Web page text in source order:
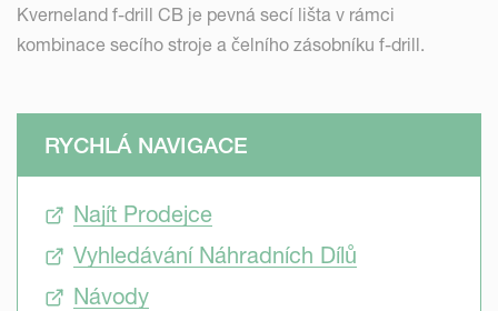
Kverneland f-drill CB je pevná secí lišta v rámci
kombinace secího stroje a čelního zásobníku f-drill.
RYCHLÁ NAVIGACE
Najít Prodejce
Vyhledávání Náhradních Dílů
Návody